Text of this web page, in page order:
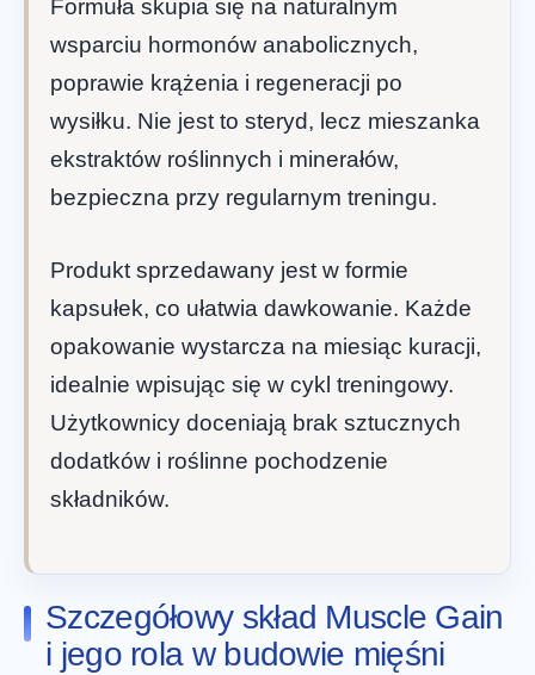
Formuła skupia się na naturalnym
wsparciu hormonów anabolicznych,
poprawie krążenia i regeneracji po
wysiłku. Nie jest to steryd, lecz mieszanka
ekstraktów roślinnych i minerałów,
bezpieczna przy regularnym treningu.
Produkt sprzedawany jest w formie
kapsułek, co ułatwia dawkowanie. Każde
opakowanie wystarcza na miesiąc kuracji,
idealnie wpisując się w cykl treningowy.
Użytkownicy doceniają brak sztucznych
dodatków i roślinne pochodzenie
składników.
Szczegółowy skład Muscle Gain
i jego rola w budowie mięśni